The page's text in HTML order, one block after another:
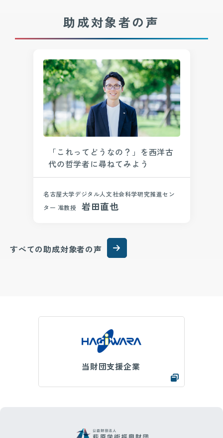
助成対象者の声
「これってどうなの？」を西洋古
代の哲学者に尋ねてみよう
名古屋大学デジタル人文社会科学研究推進セン
ター 准教授
岩田直也
すべての助成対象者の声
当財団支援企業